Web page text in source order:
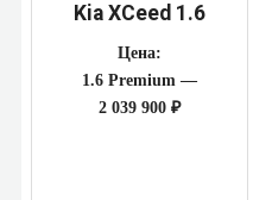
Kia XCeed 1.6
Цена:
1.6 Premium —
2 039 900 ₽